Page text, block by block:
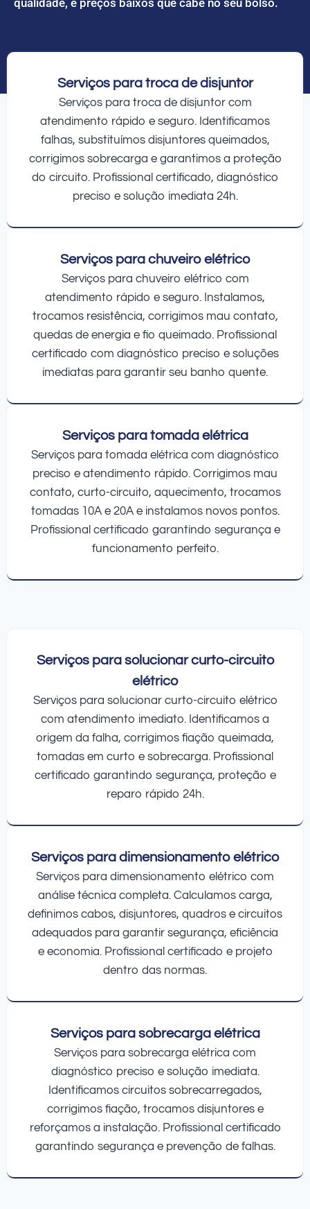
Serviços para troca de disjuntor
Serviços para troca de disjuntor com
atendimento rápido e seguro. Identificamos
falhas, substituímos disjuntores queimados,
corrigimos sobrecarga e garantimos a proteção
do circuito. Profissional certificado, diagnóstico
preciso e solução imediata 24h.
Serviços para chuveiro elétrico
Serviços para chuveiro elétrico com
atendimento rápido e seguro. Instalamos,
trocamos resistência, corrigimos mau contato,
quedas de energia e fio queimado. Profissional
certificado com diagnóstico preciso e soluções
imediatas para garantir seu banho quente.
Serviços para tomada elétrica
Serviços para tomada elétrica com diagnóstico
preciso e atendimento rápido. Corrigimos mau
contato, curto-circuito, aquecimento, trocamos
tomadas 10A e 20A e instalamos novos pontos.
Profissional certificado garantindo segurança e
funcionamento perfeito.
Serviços para solucionar curto-circuito
elétrico
Serviços para solucionar curto-circuito elétrico
com atendimento imediato. Identificamos a
origem da falha, corrigimos fiação queimada,
tomadas em curto e sobrecarga. Profissional
certificado garantindo segurança, proteção e
reparo rápido 24h.
Serviços para dimensionamento elétrico
Serviços para dimensionamento elétrico com
análise técnica completa. Calculamos carga,
definimos cabos, disjuntores, quadros e circuitos
adequados para garantir segurança, eficiência
e economia. Profissional certificado e projeto
dentro das normas.
Serviços para sobrecarga elétrica
Serviços para sobrecarga elétrica com
diagnóstico preciso e solução imediata.
Identificamos circuitos sobrecarregados,
corrigimos fiação, trocamos disjuntores e
reforçamos a instalação. Profissional certificado
garantindo segurança e prevenção de falhas.